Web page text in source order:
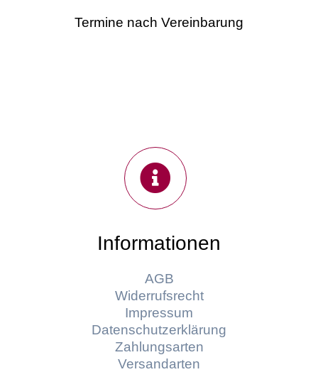
Termine nach Vereinbarung
Informationen
AGB
Widerrufsrecht
Impressum
Datenschutzerklärung
Zahlungsarten
Versandarten